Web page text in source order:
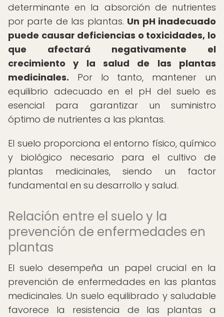
determinante en la absorción de nutrientes
por parte de las plantas. Un pH inadecuado
puede causar deficiencias o toxicidades, lo
que afectará negativamente el
crecimiento y la salud de las plantas
medicinales. Por lo tanto, mantener un
equilibrio adecuado en el pH del suelo es
esencial para garantizar un suministro
óptimo de nutrientes a las plantas.
El suelo proporciona el entorno físico, químico
y biológico necesario para el cultivo de
plantas medicinales, siendo un factor
fundamental en su desarrollo y salud.
Relación entre el suelo y la
prevención de enfermedades en
plantas
El suelo desempeña un papel crucial en la
prevención de enfermedades en las plantas
medicinales. Un suelo equilibrado y saludable
favorece la resistencia de las plantas a